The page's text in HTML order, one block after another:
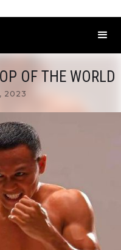
OF THE WORLD
2023